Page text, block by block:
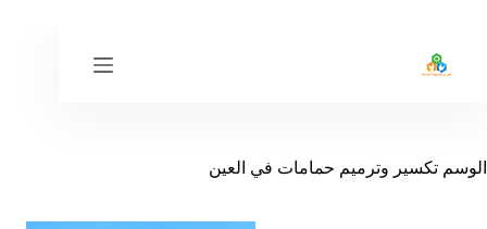
المحتوى
الوسم تكسير وترميم حمامات في العين